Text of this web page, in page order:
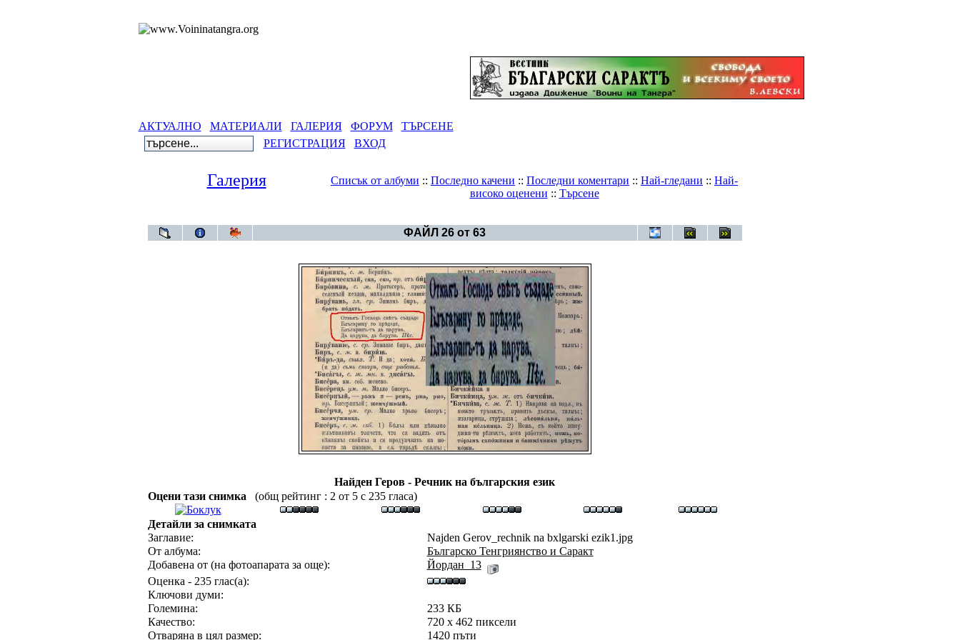
АКТУАЛНО МАТЕРИАЛИ ГАЛЕРИЯ ФОРУМ
ТЪРСЕНЕ
РЕГИСТРАЦИЯ
ВХОД
Галерия Списък от албуми :: Последно качени :: Последни коментари :: Най-гледани :: Най-
високо оценени :: Търсене
ФАЙЛ 26 от 63
Найден Геров - Речник на българския език
Оцени тази снимка
(общ рейтинг : 2 от 5 с 235 гласа)
Детайли за снимката
Заглавие:
Najden Gerov_rechnik na bxlgarski ezik1.jpg
От албума:
Българско Тенгриянство и Саракт
Добавена от (на фотоапарата за още):
Йордан_13
Оценка - 235 глас(а):
Ключови думи:
Големина:
233 КБ
Качество:
720 x 462 пиксели
Отваряна в цял размер:
1420 пъти